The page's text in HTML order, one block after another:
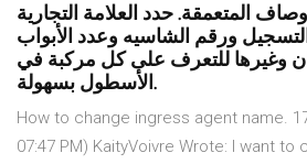
المتعمقة. حدد العلامة التجارية
ورقم الشاسيه وعدد الأبواب
وغيرها للتعرف على كل مركبة في
الأسطول بسهولة.
How to change ingress agent name.
07:47 PM) KaityVoivre Wrote: I want to